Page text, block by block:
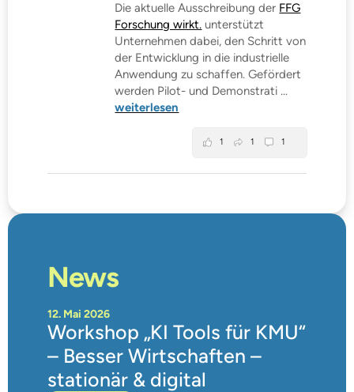
Die aktuelle Ausschreibung der FFG
Forschung wirkt. unterstützt
Unternehmen dabei, den Schritt von
der Entwicklung in die industrielle
Anwendung zu schaffen. Gefördert
werden Pilot- und Demonstrati ...
weiterlesen
1 1 1
News
12. Mai 2026
Workshop „KI Tools für KMU“
– Besser Wirtschaften –
stationär & digital